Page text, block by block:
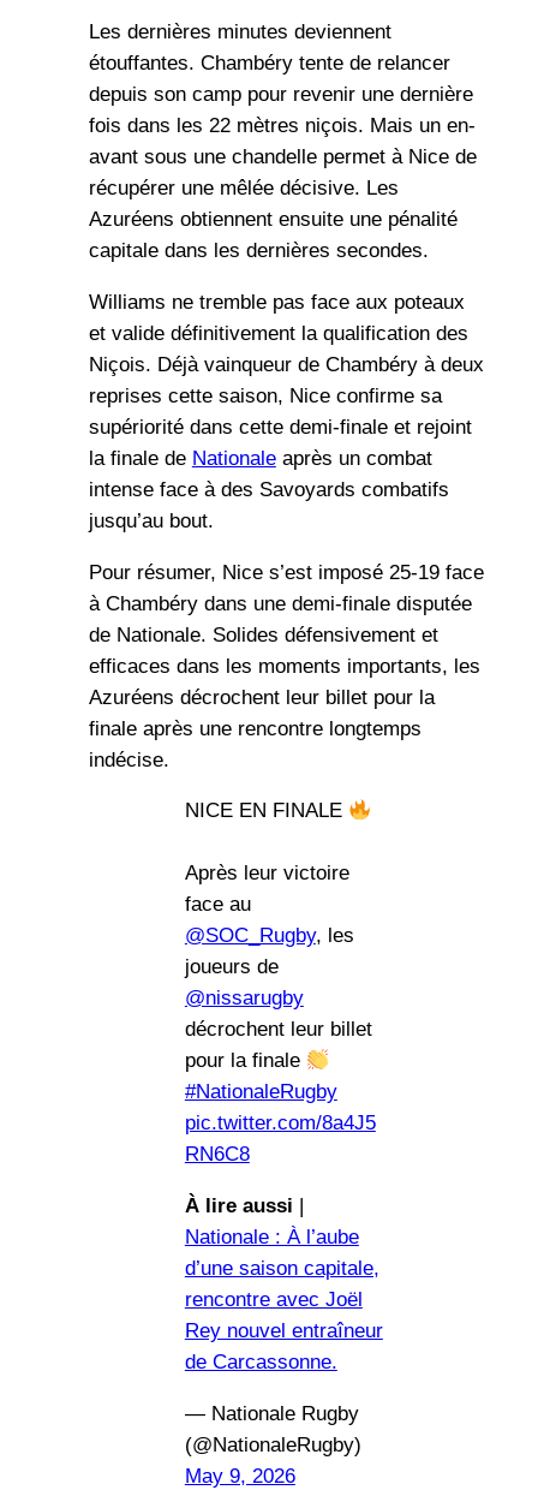
Les dernières minutes deviennent
étouffantes. Chambéry tente de relancer
depuis son camp pour revenir une dernière
fois dans les 22 mètres niçois. Mais un en-
avant sous une chandelle permet à Nice de
récupérer une mêlée décisive. Les
Azuréens obtiennent ensuite une pénalité
capitale dans les dernières secondes.
Williams ne tremble pas face aux poteaux
et valide définitivement la qualification des
Niçois. Déjà vainqueur de Chambéry à deux
reprises cette saison, Nice confirme sa
supériorité dans cette demi-finale et rejoint
la finale de Nationaleaprès un combat
intense face à des Savoyards combatifs
jusqu’au bout.
Pour résumer, Nice s’est imposé 25-19 face
à Chambéry dans une demi-finale disputée
de Nationale. Solides défensivement et
efficaces dans les moments importants, les
Azuréens décrochent leur billet pour la
finale après une rencontre longtemps
indécise.
NICE EN FINALE
Après leur victoire
face au
@SOC_Rugby, les
joueurs de
@nissarugby
décrochent leur billet
pour la finale
#NationaleRugby
pic.twitter.com/8a4J5
RN6C8
À lire aussi
Nationale : À l’aube
d’une saison capitale,
rencontre avec Joël
Rey nouvel entraîneur
de Carcassonne.
— Nationale Rugby
(@NationaleRugby)
May 9, 2026